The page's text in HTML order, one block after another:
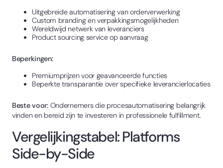
Uitgebreide automatisering van orderverwerking
Custom branding en verpakkingsmogelijkheden
Wereldwijd netwerk van leveranciers
Product sourcing service op aanvraag
Beperkingen:
Premiumprijzen voor geavanceerde functies
Beperkte transparantie over specifieke leverancierlocaties
Beste voor:Ondernemers die procesautomatisering belangrijk
vinden en bereid zijn te investeren in professionele fulfillment.
Vergelijkingstabel: Platforms
Side-by-Side